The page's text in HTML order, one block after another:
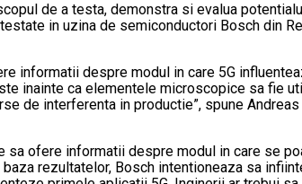
de a testa, demonstra si evalua
in uzina de semiconductori Bosch din
informatii despre modul in care 5G
inainte ca elementele microscopice sa fie
de interferenta in productie”, spune
ofere informatii despre modul in care se
rezultatelor, Bosch intentioneaza sa